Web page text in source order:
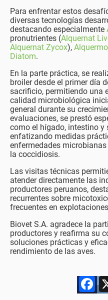
Para enfrentar estos
diversas tecnologías
destacando especialmente
pronutrientes (Alquernat
Alquernat Zycox),
Diatom.
En la parte práctica, se
broiler desde el primer día
sacrificio, permitiendo una
calidad microbiológica
general durante su
evaluaciones, se prestó
como el hígado, intestino y
enfatizando medidas
enfermedades
la coccidiosis.
Las visitas técnicas
atender directamente las
productores peruanos,
recurrentes sobre
frecuentes en
Biovet S.A. agradece la
productores y reafirma su
soluciones prácticas y
rendimiento de las aves.